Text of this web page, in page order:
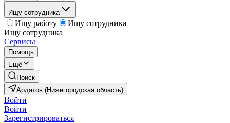
Ищу сотрудника
Ищу работу
Ищу сотрудника
Ищу сотрудника
Сервисы
Помощь
Ещё
Поиск
Ардатов (Нижегородская область)
Войти
Войти
Зарегистрироваться